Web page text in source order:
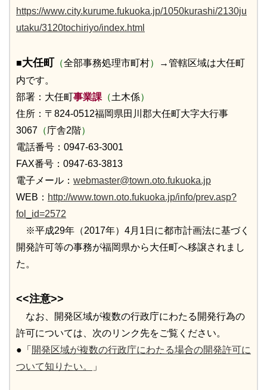
https://www.city.kurume.fukuoka.jp/1050kurashi/2130ju
utaku/3120tochiriyo/index.html
■大任町 （全部事務処理市町村） →管轄区域は大任町
内です。
部署：大任町事業課 （土木係）
住所：〒824-0512福岡県田川郡大任町大字大行事
3067 （庁舎2階）
電話番号：0947-63-3001
FAX番号：0947-63-3813
電子メール： webmaster@town.oto.fukuoka.jp
WEB： http://www.town.oto.fukuoka.jp/info/prev.asp?
fol_id=2572
※平成29年（2017年）4月1日に都市計画法に基づく
開発許可等の事務が福岡県から大任町へ移譲されまし
た。
<<注意>>
なお、開発区域が複数の行政庁にわたる開発行為の
許可については、次のリンク先をご覧ください。
●「 開発区域が複数の行政庁にわたる場合の開発許可に
ついて知りたい。
」